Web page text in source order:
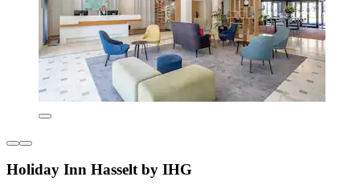
Holiday Inn Hasselt by IHG